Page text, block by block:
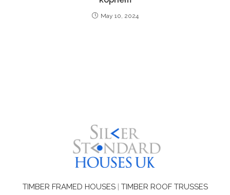
May 10, 2024
TIMBER FRAMED HOUSES| TIMBER ROOF TRUSSES